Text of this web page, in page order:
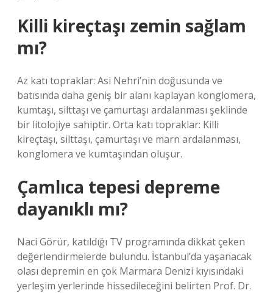
Killi kireçtaşı zemin sağlam
mı?
Az katı topraklar: Asi Nehri’nin doğusunda ve
batısında daha geniş bir alanı kaplayan konglomera,
kumtaşı, silttaşı ve çamurtaşı ardalanması şeklinde
bir litolojiye sahiptir. Orta katı topraklar: Killi
kireçtaşı, silttaşı, çamurtaşı ve marn ardalanması,
konglomera ve kumtaşından oluşur.
Çamlıca tepesi depreme
dayanıklı mı?
Naci Görür, katıldığı TV programında dikkat çeken
değerlendirmelerde bulundu. İstanbul’da yaşanacak
olası depremin en çok Marmara Denizi kıyısındaki
yerleşim yerlerinde hissedileceğini belirten Prof. Dr.